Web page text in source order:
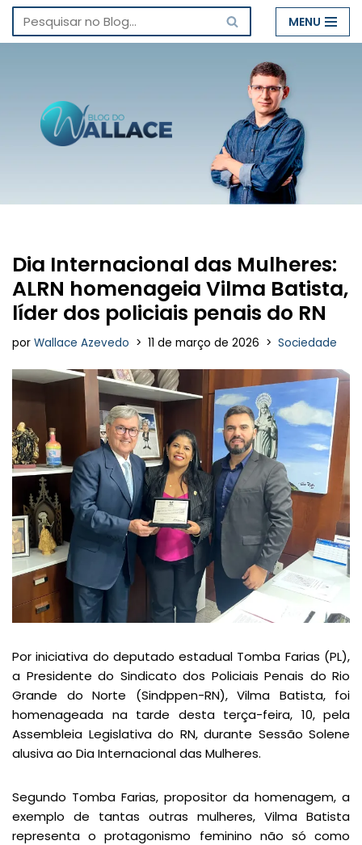
Pular
conteúdo
MENU
Dia Internacional das Mulheres:
ALRN homenageia Vilma Batista,
líder dos policiais penais do RN
por Wallace Azevedo 11 de março de 2026 Sociedade
Por iniciativa do deputado estadual Tomba Farias (PL),
a Presidente do Sindicato dos Policiais Penais do Rio
Grande do Norte (Sindppen-RN), Vilma Batista, foi
homenageada na tarde desta terça-feira, 10, pela
Assembleia Legislativa do RN, durante Sessão Solene
alusiva ao Dia Internacional das Mulheres.
Segundo Tomba Farias, propositor da homenagem, a
exemplo de tantas outras mulheres, Vilma Batista
representa o protagonismo feminino não só como